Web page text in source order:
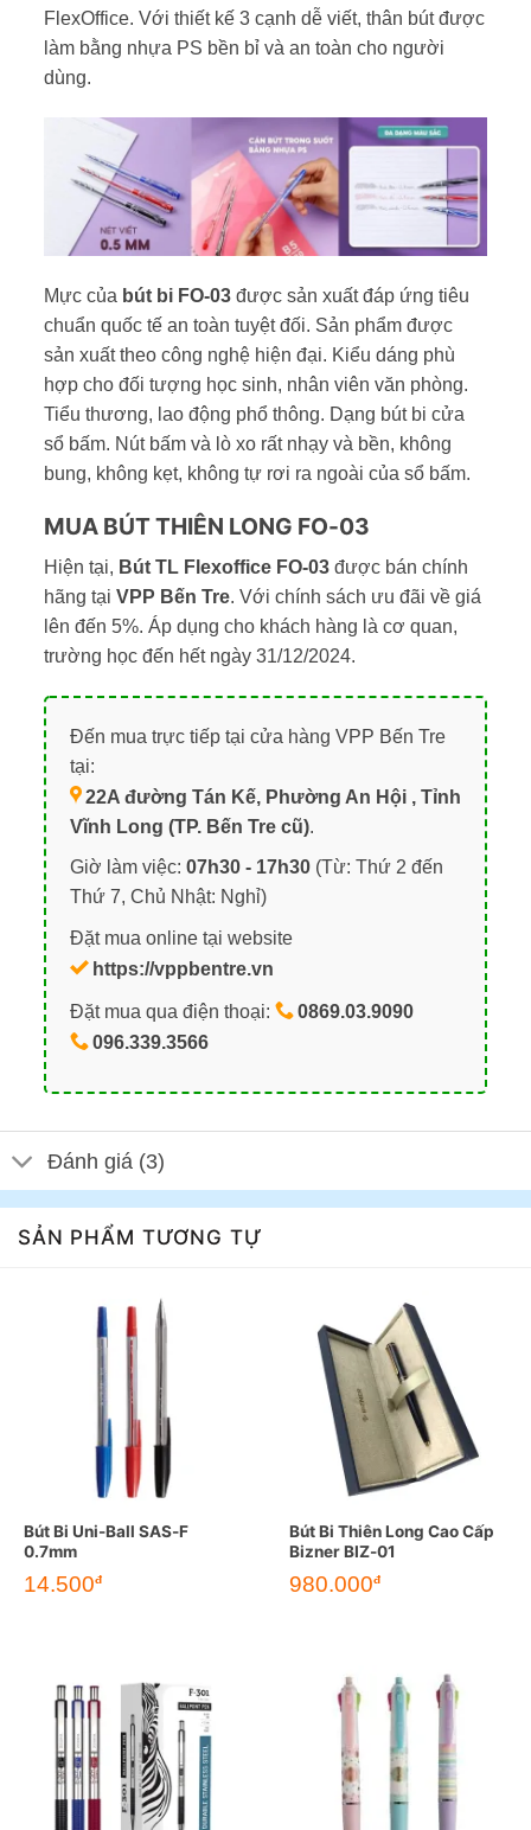
FlexOffice. Với thiết kế 3 cạnh dễ viết, thân bút được
làm bằng nhựa PS bền bỉ và an toàn cho người
dùng.
Mực của bút bi FO-03được sản xuất đáp ứng tiêu
chuẩn quốc tế an toàn tuyệt đối. Sản phẩm được
sản xuất theo công nghệ hiện đại. Kiểu dáng phù
hợp cho đối tượng học sinh, nhân viên văn phòng.
Tiểu thương, lao động phổ thông. Dạng bút bi cửa
sổ bấm. Nút bấm và lò xo rất nhạy và bền, không
bung, không kẹt, không tự rơi ra ngoài của sổ bấm.
MUA BÚT THIÊN LONG FO-03
Hiện tại, Bút TL Flexoffice FO-03 được bán chính
hãng tại VPP Bến Tre. Với chính sách ưu đãi về giá
lên đến 5%. Áp dụng cho khách hàng là cơ quan,
trường học đến hết ngày 31/12/2024.
Đến mua trực tiếp tại cửa hàng VPP Bến Tre
tại:
22A đường Tán Kế, Phường An Hội , Tỉnh
Vĩnh Long (TP. Bến Tre cũ).
Giờ làm việc: 07h30 - 17h30(Từ: Thứ 2 đến
Thứ 7, Chủ Nhật: Nghỉ)
Đặt mua online tại website
https://vppbentre.vn
Đặt mua qua điện thoại:
0869.03.9090
096.339.3566
Đánh giá (3)
SẢN PHẨM TƯƠNG TỰ
Bút Bi Uni-Ball SAS-F
0.7mm
14.500đ
Bút Bi Thiên Long Cao Cấp
Bizner BIZ-01
980.000đ